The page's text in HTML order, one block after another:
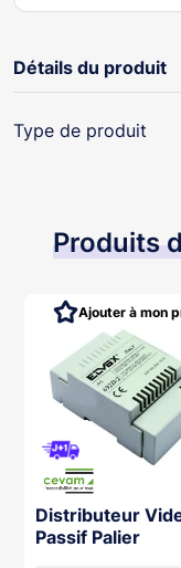
Détails du produit
Type de produit
Produits
Distributeur
Passif Palier
Ajouter à mon